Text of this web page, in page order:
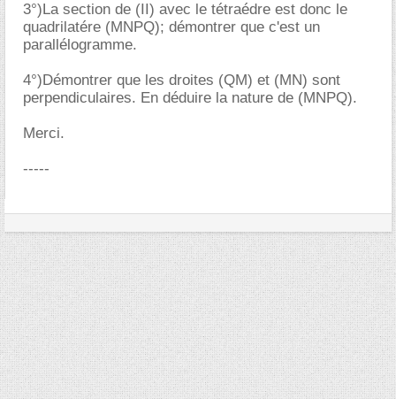
3°)La section de (II) avec le tétraédre est donc le
quadrilatére (MNPQ); démontrer que c'est un
parallélogramme.
4°)Démontrer que les droites (QM) et (MN) sont
perpendiculaires. En déduire la nature de (MNPQ).
Merci.
-----